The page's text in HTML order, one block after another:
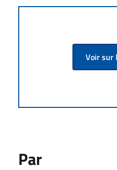
Voir sur
Par